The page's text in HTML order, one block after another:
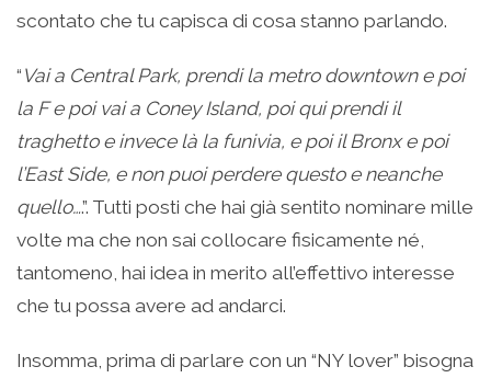
scontato che tu capisca di cosa stanno parlando.
“ Vai a Central Park, prendi la metro downtown e poi
la F e poi vai a Coney Island, poi qui prendi il
traghetto e invece là la funivia, e poi il Bronx e poi
l’East Side, e non puoi perdere questo e neanche
quello….”. Tutti posti che hai già sentito nominare mille
volte ma che non sai collocare fisicamente né,
tantomeno, hai idea in merito all’effettivo interesse
che tu possa avere ad andarci.
Insomma, prima di parlare con un “NY lover” bisogna